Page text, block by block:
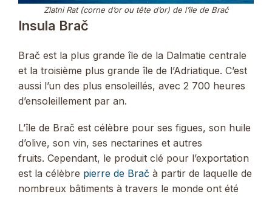
Zlatni Rat (corne d’or ou tête d’or) de l’île de Brač
Insula Brač
Brač est la plus grande île de la Dalmatie centrale
et la troisième plus grande île de l’Adriatique. C’est
aussi l’un des plus ensoleillés, avec 2 700 heures
d’ensoleillement par an.
L’île de Brač est célèbre pour ses figues, son huile
d’olive, son vin, ses nectarines et autres
fruits. Cependant, le produit clé pour l’exportation
est la célèbre pierre de Brač à partir de laquelle de
nombreux bâtiments à travers le monde ont été